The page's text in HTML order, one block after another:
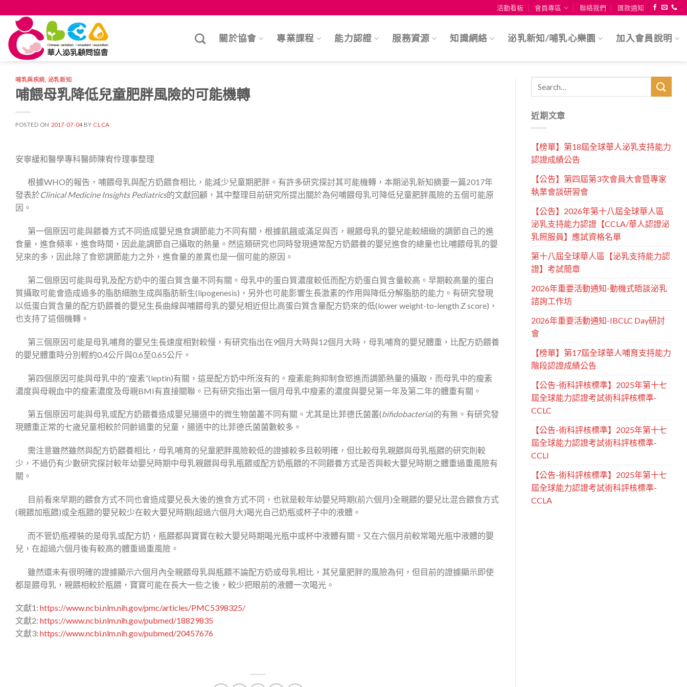
to
content
活動看板 會員專區 聯絡我們 匯款通知
關於協會 專業課程 能力認證 服務資源 知識網絡 泌乳新知/哺乳心樂園 加入會員說明
哺乳與疾病, 泌乳新知
哺餵母乳降低兒童肥胖風險的可能機轉
POSTED ON 2017-07-04 BY CLCA
安寧緩和醫學專科醫師陳宥伶理事整理
根據WHO的報告，哺餵母乳與配方奶餵食相比，能減少兒童期肥胖。有許多研究探討其可能機轉，本期泌乳新知摘要一篇2017年
發表於Clinical Medicine Insights Pediatrics的文獻回顧，其中整理目前研究所提出關於為何哺餵母乳可降低兒童肥胖風險的五個可能原
因。
第一個原因可能與餵養方式不同造成嬰兒進食調節能力不同有關，根據飢餓或滿足與否，親餵母乳的嬰兒能較細緻的調節自己的進
食量，進食頻率，進食時間，因此能調節自己攝取的熱量。然這類研究也同時發現通常配方奶餵養的嬰兒進食的總量也比哺餵母乳的嬰
兒來的多，因此除了食慾調節能力之外，進食量的差異也是一個可能的原因。
第二個原因可能與母乳及配方奶中的蛋白質含量不同有關。母乳中的蛋白質濃度較低而配方奶蛋白質含量較高。早期較高量的蛋白
質攝取可能會造成過多的脂肪細胞生成與脂肪新生(lipogenesis)，另外也可能影響生長激素的作用與降低分解脂肪的能力。有研究發現
以低蛋白質含量的配方奶餵養的嬰兒生長曲線與哺餵母乳的嬰兒相近但比高蛋白質含量配方奶來的低(lower weight-to-length Z score)，
也支持了這個機轉。
第三個原因可能是母乳哺育的嬰兒生長速度相對較慢，有研究指出在9個月大時與12個月大時，母乳哺育的嬰兒體重，比配方奶餵養
的嬰兒體重時分別輕約0.4公斤與0.6至0.65公斤。
第四個原因可能與母乳中的”瘦素”(leptin)有關，這是配方奶中所沒有的。瘦素能夠抑制食慾進而調節熱量的攝取，而母乳中的瘦素
濃度與母親血中的瘦素濃度及母親BMI有直接關聯。已有研究指出第一個月母乳中瘦素的濃度與嬰兒第一年及第二年的體重有關。
第五個原因可能與母乳或配方奶餵養造成嬰兒腸道中的微生物菌叢不同有關。尤其是比菲德氏菌叢(bifidobacteria)的有無。有研究發
現體重正常的七歲兒童相較於同齡過重的兒童，腸道中的比菲德氏菌菌數較多。
需注意雖然雖然與配方奶餵養相比，母乳哺育的兒童肥胖風險較低的證據較多且較明確，但比較母乳親餵與母乳瓶餵的研究則較
少，不過仍有少數研究探討較年幼嬰兒時期中母乳親餵與母乳瓶餵或配方奶瓶餵的不同餵養方式是否與較大嬰兒時期之體重過重風險有
關。
目前看來早期的餵食方式不同也會造成嬰兒長大後的進食方式不同，也就是較年幼嬰兒時期(前六個月)全親餵的嬰兒比混合餵食方式
(親餵加瓶餵)或全瓶餵的嬰兒較少在較大嬰兒時期(超過六個月大)喝光自己奶瓶或杯子中的液體。
而不管奶瓶裡裝的是母乳或配方奶，瓶餵都與寶寶在較大嬰兒時期喝光瓶中或杯中液體有關。又在六個月前較常喝光瓶中液體的嬰
兒，在超過六個月後有較高的體重過重風險。
雖然還未有很明確的證據顯示六個月內全親餵母乳與瓶餵不論配方奶或母乳相比，其兒童肥胖的風險為何，但目前的證據顯示即使
都是餵母乳，親餵相較於瓶餵，寶寶可能在長大一些之後，較少把眼前的液體一次喝光。
文獻1: https://www.ncbi.nlm.nih.gov/pmc/articles/PMC5398325/
文獻2: https://www.ncbi.nlm.nih.gov/pubmed/18829835
文獻3: https://www.ncbi.nlm.nih.gov/pubmed/20457676
近期文章
【榜單】第18屆全球華人泌乳支持能力
認證成績公告
【公告】第四屆第3次會員大會暨專家
執業會談研習會
【公告】2026年第十八屆全球華人區
泌乳支持能力認證【CCLA/華人認證泌
乳照服員】應試資格名單
第十八屆全球華人區【泌乳支持能力認
證】考試簡章
2026年重要活動通知-動機式晤談泌乳
諮詢工作坊
2026年重要活動通知-IBCLC Day研討
會
【榜單】第17屆全球華人哺育支持能力
階段認證成績公告
【公告-術科評核標準】2025年第十七
屆全球能力認證考試術科評核標準-
CCLC
【公告-術科評核標準】2025年第十七
屆全球能力認證考試術科評核標準-
CCLI
【公告-術科評核標準】2025年第十七
屆全球能力認證考試術科評核標準-
CCLA